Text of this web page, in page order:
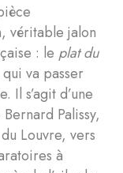
véritable jalon
: le plat du
va passer
Il s’agit d’une
Palissy,
Louvre, vers
à